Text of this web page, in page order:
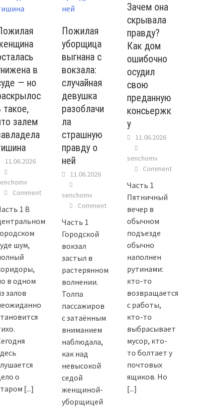
в
— но
такое,
залем
11.06.2026
Comment
1 В
шум,
в одном
залов
о
[...]
Пожилая
уборщица
выгнана с
вокзала:
случайная
девушка
разоблачи
ла
страшную
правду о
ней
11.06.2026
senchomv
Comment
Часть 1
Городской
вокзал
застыл в
растерянном
волнении.
Толпа
пассажиров
с затаённым
вниманием
наблюдала,
как над
невысокой
седой
женщиной-
уборщицей
Зачем она
скрывала
правду?
Как дом
ошибочно
осудил
свою
преданную
консьержк
у
11.06.2026
senchomv
Comment
Часть 1
Пятничный
вечер в
обычном
подъезде
обычно
наполнен
рутинами:
кто-то
возвращается
с работы,
кто-то
выбрасывает
мусор, кто-
то болтает у
почтовых
ящиков. Но
[...]